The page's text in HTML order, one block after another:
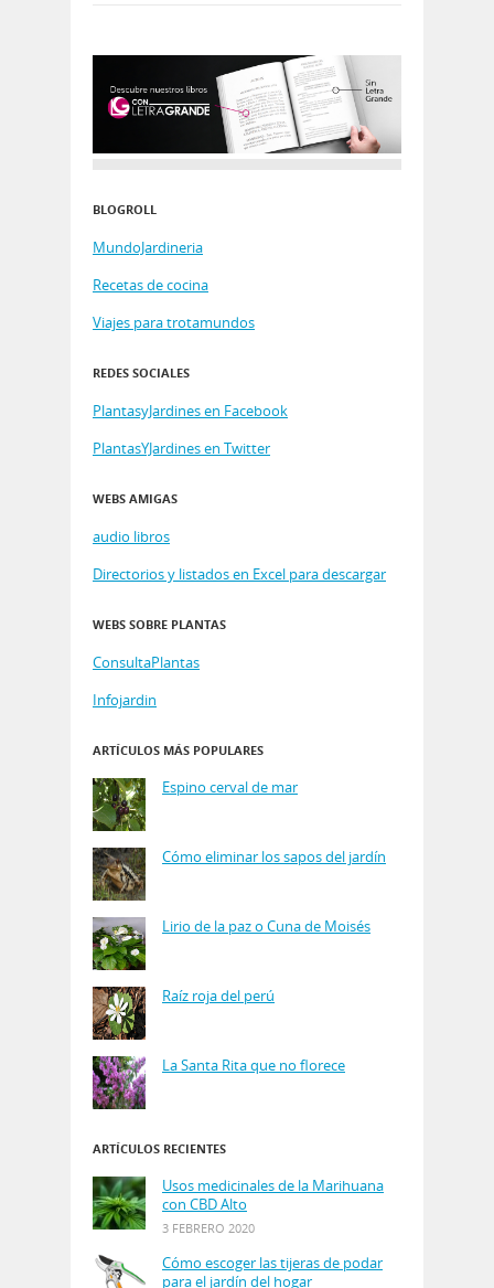
BLOGROLL
MundoJardineria
Recetas de cocina
Viajes para trotamundos
REDES SOCIALES
PlantasyJardines en Facebook
PlantasYJardines en Twitter
WEBS AMIGAS
audio libros
Directorios y listados en Excel para descargar
WEBS SOBRE PLANTAS
ConsultaPlantas
Infojardin
ARTÍCULOS MÁS POPULARES
Espino cerval de mar
Cómo eliminar los sapos del jardín
Lirio de la paz o Cuna de Moisés
Raíz roja del perú
La Santa Rita que no florece
ARTÍCULOS RECIENTES
Usos medicinales de la Marihuana
con CBD Alto
3 FEBRERO 2020
Cómo escoger las tijeras de podar
para el jardín del hogar